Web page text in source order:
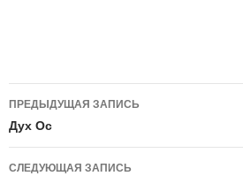
Навигация
по
записям
ПРЕДЫДУЩАЯ ЗАПИСЬ
Дух Ос
СЛЕДУЮЩАЯ ЗАПИСЬ